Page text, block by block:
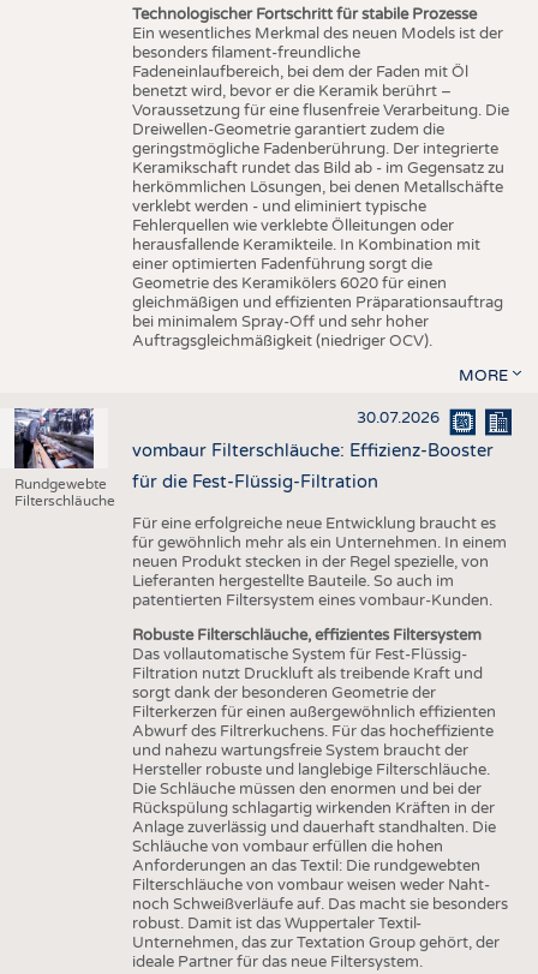
Technologischer Fortschritt für stabile Prozesse
Ein wesentliches Merkmal des neuen Models ist der
besonders filament-freundliche
Fadeneinlaufbereich, bei dem der Faden mit Öl
benetzt wird, bevor er die Keramik berührt –
Voraussetzung für eine flusenfreie Verarbeitung. Die
Dreiwellen-Geometrie garantiert zudem die
geringstmögliche Fadenberührung. Der integrierte
Keramikschaft rundet das Bild ab - im Gegensatz zu
herkömmlichen Lösungen, bei denen Metallschäfte
verklebt werden - und eliminiert typische
Fehlerquellen wie verklebte Ölleitungen oder
herausfallende Keramikteile. In Kombination mit
einer optimierten Fadenführung sorgt die
Geometrie des Keramikölers 6020 für einen
gleichmäßigen und effizienten Präparationsauftrag
bei minimalem Spray-Off und sehr hoher
Auftragsgleichmäßigkeit (niedriger OCV).
MORE
Rundgewebte
Filterschläuche
30.07.2026
vombaur Filterschläuche: Effizienz-Booster
für die Fest-Flüssig-Filtration
Für eine erfolgreiche neue Entwicklung braucht es
für gewöhnlich mehr als ein Unternehmen. In einem
neuen Produkt stecken in der Regel spezielle, von
Lieferanten hergestellte Bauteile. So auch im
patentierten Filtersystem eines vombaur-Kunden.
Robuste Filterschläuche, effizientes Filtersystem
Das vollautomatische System für Fest-Flüssig-
Filtration nutzt Druckluft als treibende Kraft und
sorgt dank der besonderen Geometrie der
Filterkerzen für einen außergewöhnlich effizienten
Abwurf des Filtrerkuchens. Für das hocheffiziente
und nahezu wartungsfreie System braucht der
Hersteller robuste und langlebige Filterschläuche.
Die Schläuche müssen den enormen und bei der
Rückspülung schlagartig wirkenden Kräften in der
Anlage zuverlässig und dauerhaft standhalten. Die
Schläuche von vombaur erfüllen die hohen
Anforderungen an das Textil: Die rundgewebten
Filterschläuche von vombaur weisen weder Naht-
noch Schweißverläufe auf. Das macht sie besonders
robust. Damit ist das Wuppertaler Textil-
Unternehmen, das zur Textation Group gehört, der
ideale Partner für das neue Filtersystem.